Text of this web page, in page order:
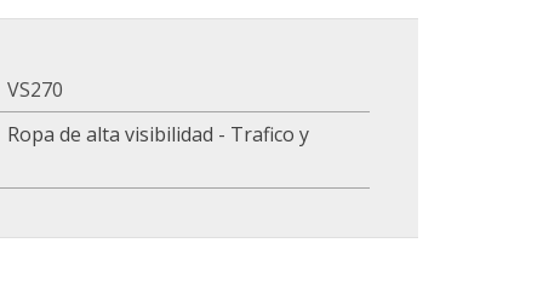
VS270
Ropa de alta visibilidad - Trafico y